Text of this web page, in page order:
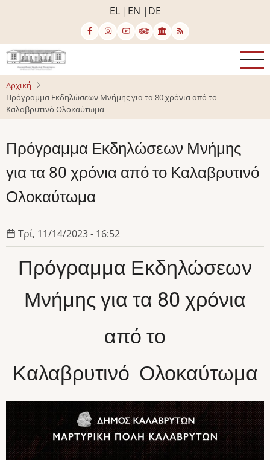
κυρίως
περιεχόμενο
EL EN DE
Αρχική
Πρόγραμμα Εκδηλώσεων Μνήμης για τα 80 χρόνια από το
Καλαβρυτινό Ολοκαύτωμα
Πρόγραμμα Εκδηλώσεων Μνήμης
για τα 80 χρόνια από το Καλαβρυτινό
Ολοκαύτωμα
Τρί, 11/14/2023 - 16:52
Πρόγραμμα Εκδηλώσεων
Μνήμης για τα 80 χρόνια
από το
Καλαβρυτινό Ολοκαύτωμα